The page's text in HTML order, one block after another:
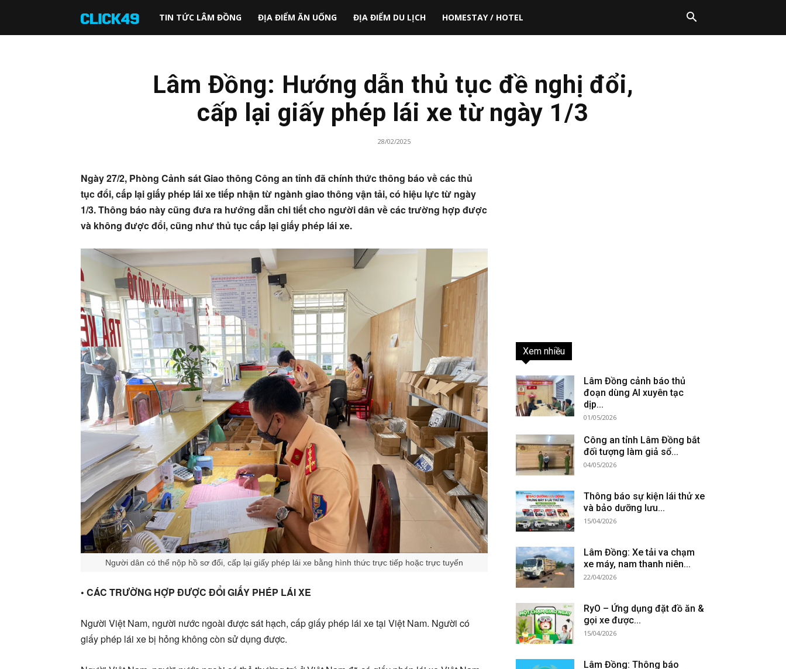
Click49
TIN TỨC LÂM ĐỒNG ĐỊA ĐIỂM ĂN UỐNG ĐỊA ĐIỂM DU LỊCH HOMESTAY / HOTEL
Lâm Đồng: Hướng dẫn thủ tục đề nghị đổi,
cấp lại giấy phép lái xe từ ngày 1/3
28/02/2025
Ngày 27/2, Phòng Cảnh sát Giao thông Công an tỉnh đã chính thức thông báo về các thủ
tục đổi, cấp lại giấy phép lái xe tiếp nhận từ ngành giao thông vận tải, có hiệu lực từ ngày
1/3. Thông báo này cũng đưa ra hướng dẫn chi tiết cho người dân về các trường hợp được
và không được đổi, cũng như thủ tục cấp lại giấy phép lái xe.
Người dân có thể nộp hồ sơ đổi, cấp lại giấy phép lái xe bằng hình thức trực tiếp hoặc trực tuyến
• CÁC TRƯỜNG HỢP ĐƯỢC ĐỔI GIẤY PHÉP LÁI XE
Người Việt Nam, người nước ngoài được sát hạch, cấp giấy phép lái xe tại Việt Nam. Người có
giấy phép lái xe bị hỏng không còn sử dụng được.
Xem nhiều
Lâm Đồng cảnh báo thủ
đoạn dùng AI xuyên tạc
dịp...
01/05/2026
Công an tỉnh Lâm Đồng bắt
đối tượng làm giả sổ...
04/05/2026
Thông báo sự kiện lái thử xe
và bảo dưỡng lưu...
15/04/2026
Lâm Đồng: Xe tải va chạm
xe máy, nam thanh niên...
22/04/2026
RyO – Ứng dụng đặt đồ ăn &
gọi xe được...
15/04/2026
Lâm Đồng: Thông báo